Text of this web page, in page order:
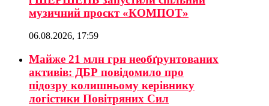
музичний проєкт «КОМПОТ»
06.08.2026, 17:59
Майже 21 млн грн необґрунтованих
активів: ДБР повідомило про
підозру колишньому керівнику
логістики Повітряних Сил